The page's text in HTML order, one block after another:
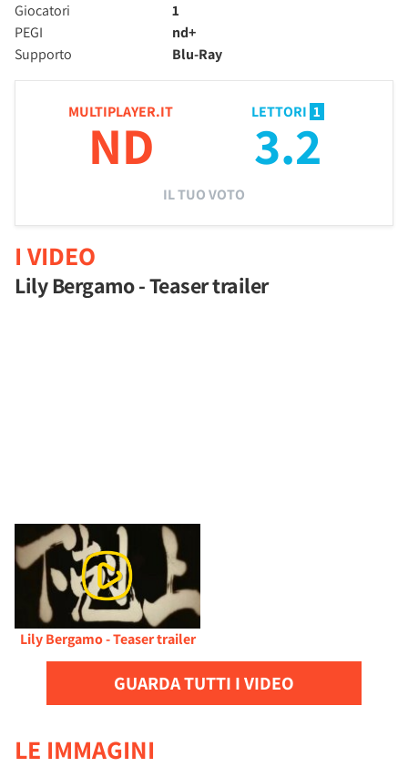
Giocatori
1
PEGI
nd+
Supporto
Blu-Ray
MULTIPLAYER.IT
ND
LETTORI 1
3.2
IL TUO VOTO
I VIDEO
Lily Bergamo - Teaser trailer
Lily Bergamo - Teaser trailer
GUARDA TUTTI I VIDEO
LE IMMAGINI